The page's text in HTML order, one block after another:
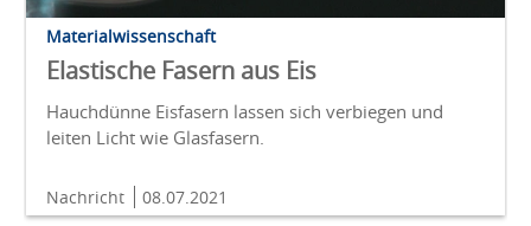
Materialwissenschaft
Elastische Fasern aus Eis
Hauchdünne Eisfasern lassen sich verbiegen und
leiten Licht wie Glasfasern.
Nachricht 08.07.2021